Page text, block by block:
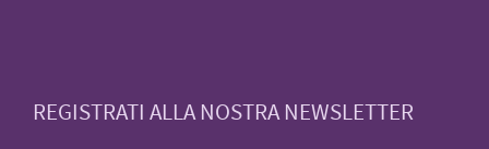
REGISTRATI ALLA NOSTRA NEWSLETTER